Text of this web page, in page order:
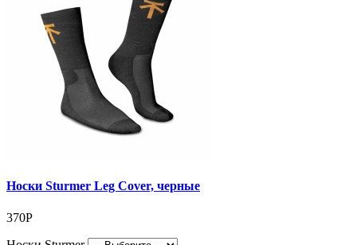
Носки Sturmer Leg Cover, черные
370Р